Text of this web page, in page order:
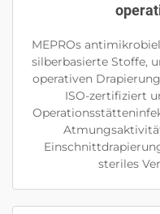
MEPROs
silberbasierte Stoffe,
operativen
ISO-zertifiziert
steriles